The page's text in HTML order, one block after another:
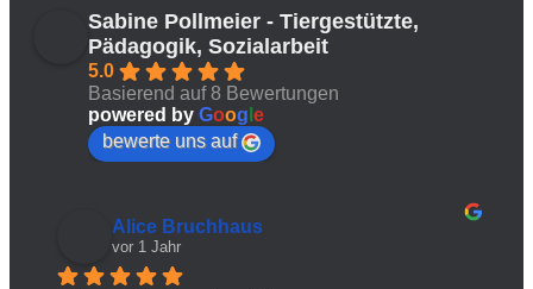
Sabine Pollmeier - Tiergestützte,
Pädagogik, Sozialarbeit
5.0
Basierend auf 8 Bewertungen
powered by Goog e
bewerte uns auf
Alice Bruchhaus
vor 1 Jahr